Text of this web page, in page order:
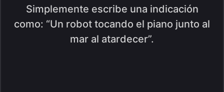
Simplemente escribe una indicación
como: “Un robot tocando el piano junto al
mar al atardecer”.